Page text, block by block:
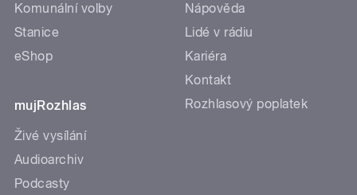
Komunální volby
Stanice
eShop
mujRozhlas
Živé vysílání
Audioarchiv
Podcasty
Nápověda
Lidé v rádiu
Kariéra
Kontakt
Rozhlasový poplatek